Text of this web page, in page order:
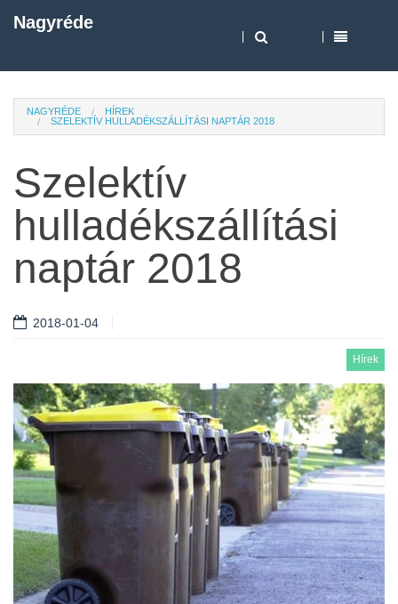
Nagyréde
NAGYRÉDE
HÍREK
SZELEKTÍV HULLADÉKSZÁLLÍTÁSI NAPTÁR 2018
Szelektív
hulladékszállítási
naptár 2018
2018-01-04
Hírek